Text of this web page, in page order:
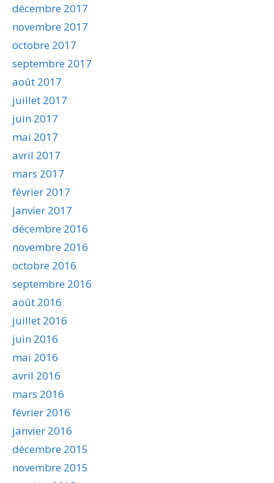
décembre 2017
novembre 2017
octobre 2017
septembre 2017
août 2017
juillet 2017
juin 2017
mai 2017
avril 2017
mars 2017
février 2017
janvier 2017
décembre 2016
novembre 2016
octobre 2016
septembre 2016
août 2016
juillet 2016
juin 2016
mai 2016
avril 2016
mars 2016
février 2016
janvier 2016
décembre 2015
novembre 2015